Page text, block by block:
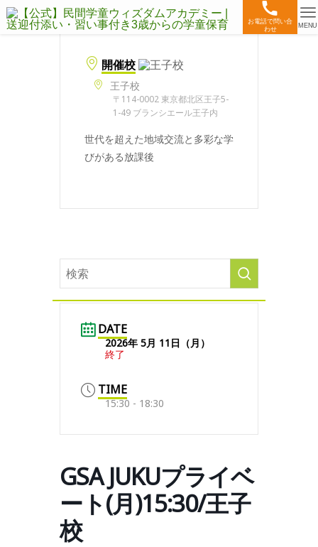
お電話で問い合
わせ
MENU
開催校
王子校
〒114-0002 東京都北区王子5-
1-49 ブランシエール王子内
世代を超えた地域交流と多彩な学
びがある放課後
DATE
2026年 5月 11日（月）
終了
TIME
15:30 - 18:30
GSA JUKUプライベ
ート(月)15:30/王子
校